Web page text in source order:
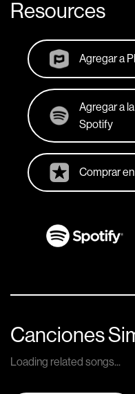
Resources
Agregar a
Agregar a
Spotify
Comprar
Canciones
Loading related songs...